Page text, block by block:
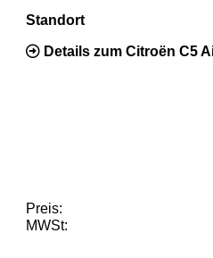
Standort
Details zum Citroën C5
Preis:
MWSt: